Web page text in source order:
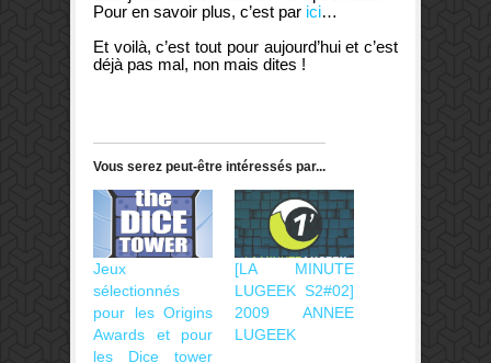
Pour en savoir plus, c’est par ici…
Et voilà, c’est tout pour aujourd’hui et c’est
déjà pas mal, non mais dites !
Vous serez peut-être intéressés par...
Jeux
sélectionnés
pour les Origins
Awards et pour
les Dice tower
[LA MINUTE
LUGEEK S2#02]
2009 ANNEE
LUGEEK